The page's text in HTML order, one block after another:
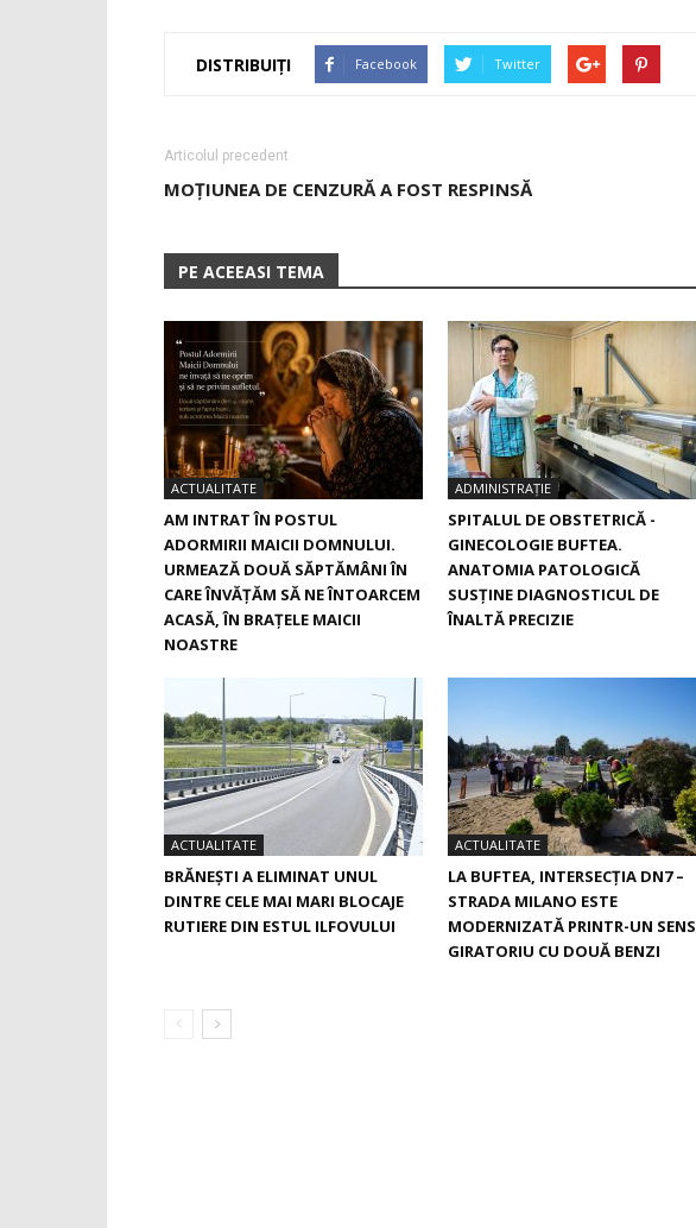
DISTRIBUIȚI Facebook Twitter
Articolul precedent
MOȚIUNEA DE CENZURĂ A FOST RESPINSĂ
PE ACEEASI TEMA
ACTUALITATE
AM INTRAT ÎN POSTUL
ADORMIRII MAICII DOMNULUI.
URMEAZĂ DOUĂ SĂPTĂMÂNI ÎN
CARE ÎNVĂŢĂM SĂ NE ÎNTOARCEM
ACASĂ, ÎN BRAŢELE MAICII
NOASTRE
ADMINISTRAȚIE
SPITALUL DE OBSTETRICĂ -
GINECOLOGIE BUFTEA.
ANATOMIA PATOLOGICĂ
SUSŢINE DIAGNOSTICUL DE
ÎNALTĂ PRECIZIE
ACTUALITATE
BRĂNEȘTI A ELIMINAT UNUL
DINTRE CELE MAI MARI BLOCAJE
RUTIERE DIN ESTUL ILFOVULUI
ACTUALITATE
LA BUFTEA, INTERSECŢIA DN7 –
STRADA MILANO ESTE
MODERNIZATĂ PRINTR-UN SENS
GIRATORIU CU DOUĂ BENZI